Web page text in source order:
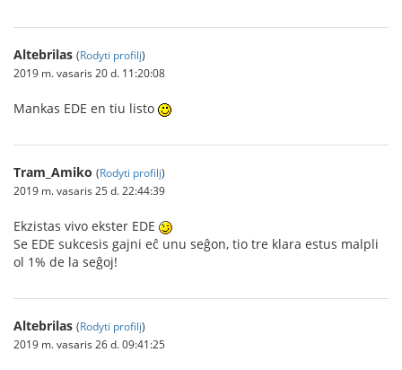
Altebrilas (Rodyti profilį)
2019 m. vasaris 20 d. 11:20:08
Mankas EDE en tiu listo
Tram_Amiko (Rodyti profilį)
2019 m. vasaris 25 d. 22:44:39
Ekzistas vivo ekster EDE
Se EDE sukcesis gajni eĉ unu seĝon, tio tre klara estus malpli
ol 1% de la seĝoj!
Altebrilas (Rodyti profilį)
2019 m. vasaris 26 d. 09:41:25